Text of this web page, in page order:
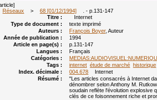
Réseaux > 68 [01/12/1994]
. - p.131-147
Titre :
Internet
Type de document :
texte imprimé
Auteurs :
François Boyer, Auteur
Année de publication :
1994
Article en page(s) :
p.131-147
Langues :
Français
Catégories :
Tags :
internet étude de marché historique
Index. décimale :
004.678
Internet
Résumé :
"Les articles consacrés à Internet
dénombrer selon Anthony M.
soudain reflète l'évolution explosive
clés de ce foisonnement riche et